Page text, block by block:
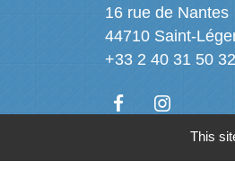
16 rue de Nantes
44710 Saint-
+33 2 40 31 50 32
Mentions légales
This